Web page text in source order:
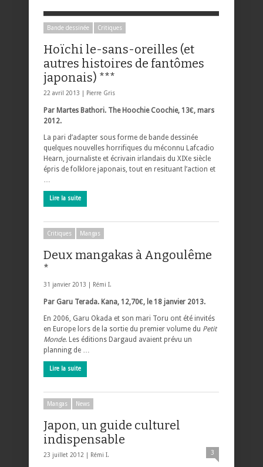
Bande dessinée Critiques
Hoïchi le-sans-oreilles (et
autres histoires de fantômes
japonais) ***
22 avril 2013 | Pierre Gris
Par Martes Bathori. The Hoochie Coochie, 13€, mars
2012.
La pari d’adapter sous forme de bande dessinée
quelques nouvelles horrifiques du méconnu Lafcadio
Hearn, journaliste et écrivain irlandais du XIXe siècle
épris de folklore japonais, tout en resituant l’action et
Lire la suite
Critiques Mangas
Deux mangakas à Angoulême
*
31 janvier 2013 | Rémi I.
Par Garu Terada. Kana, 12,70€, le 18 janvier 2013.
En 2006, Garu Okada et son mari Toru ont été invités
en Europe lors de la sortie du premier volume du Petit
Monde. Les éditions Dargaud avaient prévu un
planning de …
Lire la suite
Mangas News
Japon, un guide culturel
indispensable
23 juillet 2012 | Rémi I. 3